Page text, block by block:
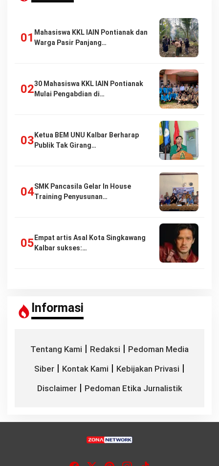
Mahasiswa KKL IAIN Pontianak dan
Warga Pasir Panjang…
30 Mahasiswa KKL IAIN Pontianak
Mulai Pengabdian di…
Ketua BEM UNU Kalbar Berharap
Publik Tak Girang…
SMK Pancasila Gelar In House
Training Penyusunan…
Empat artis Asal Kota Singkawang
Kalbar sukses:…
Informasi
Tentang Kami | Redaksi | Pedoman Media
Siber | Kontak Kami | Kebijakan Privasi |
Disclaimer| Pedoman Etika Jurnalistik